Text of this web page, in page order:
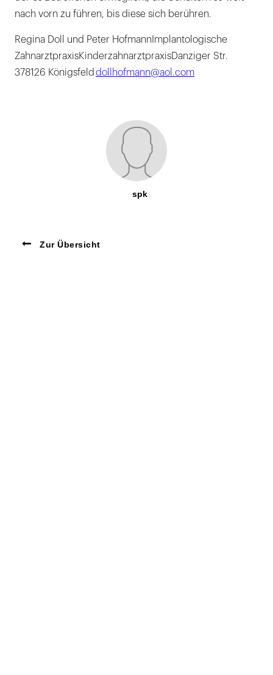
nach vorn zu führen, bis diese sich berühren.
Regina Doll und Peter HofmannImplantologische
ZahnarztpraxisKinderzahnarztpraxisDanziger Str.
378126 Königsfeld dollhofmann@aol.com
spk
Zur Übersicht